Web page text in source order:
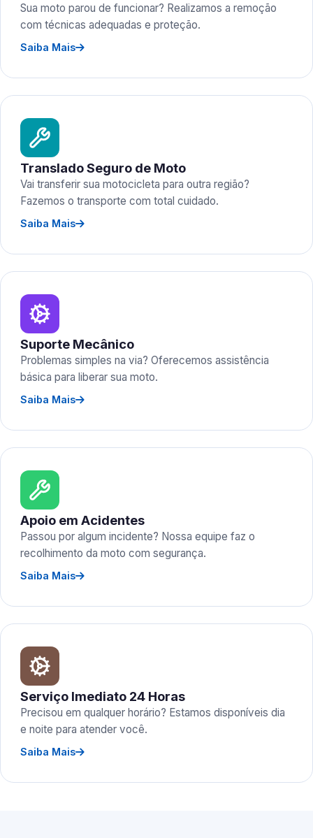
Sua moto parou de funcionar? Realizamos a remoção
com técnicas adequadas e proteção.
Saiba Mais
Translado Seguro de Moto
Vai transferir sua motocicleta para outra região?
Fazemos o transporte com total cuidado.
Saiba Mais
Suporte Mecânico
Problemas simples na via? Oferecemos assistência
básica para liberar sua moto.
Saiba Mais
Apoio em Acidentes
Passou por algum incidente? Nossa equipe faz o
recolhimento da moto com segurança.
Saiba Mais
Serviço Imediato 24 Horas
Precisou em qualquer horário? Estamos disponíveis dia
e noite para atender você.
Saiba Mais